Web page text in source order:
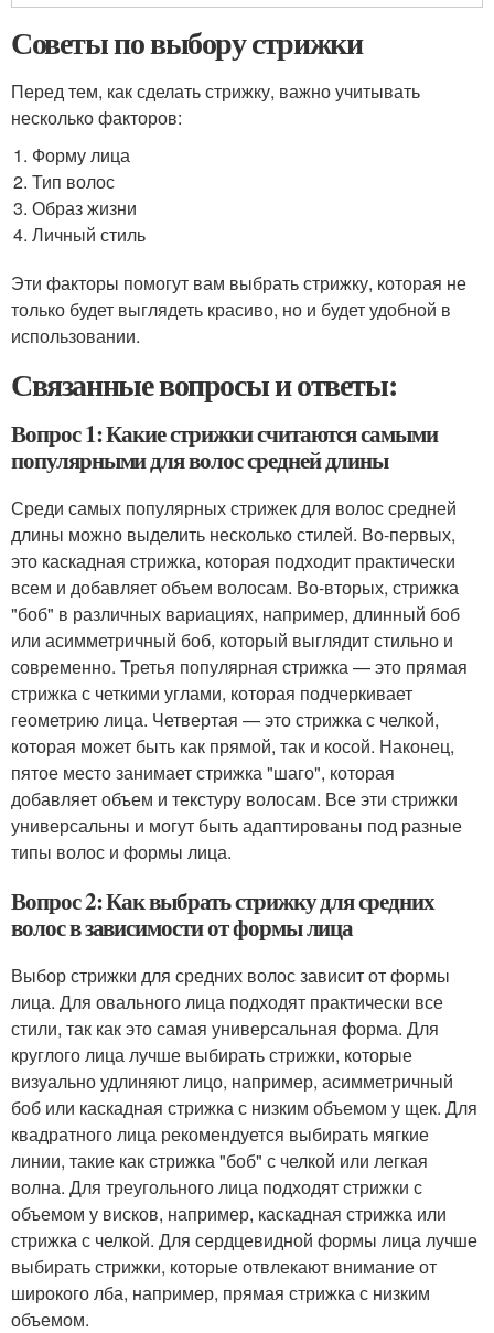
Советы по выбору стрижки
Перед тем, как сделать стрижку, важно учитывать
несколько факторов:
Форму лица
Тип волос
Образ жизни
Личный стиль
Эти факторы помогут вам выбрать стрижку, которая не
только будет выглядеть красиво, но и будет удобной в
использовании.
Связанные вопросы и ответы:
Вопрос 1: Какие стрижки считаются самыми
популярными для волос средней длины
Среди самых популярных стрижек для волос средней
длины можно выделить несколько стилей. Во-первых,
это каскадная стрижка, которая подходит практически
всем и добавляет объем волосам. Во-вторых, стрижка
"боб" в различных вариациях, например, длинный боб
или асимметричный боб, который выглядит стильно и
современно. Третья популярная стрижка — это прямая
стрижка с четкими углами, которая подчеркивает
геометрию лица. Четвертая — это стрижка с челкой,
которая может быть как прямой, так и косой. Наконец,
пятое место занимает стрижка "шаго", которая
добавляет объем и текстуру волосам. Все эти стрижки
универсальны и могут быть адаптированы под разные
типы волос и формы лица.
Вопрос 2: Как выбрать стрижку для средних
волос в зависимости от формы лица
Выбор стрижки для средних волос зависит от формы
лица. Для овального лица подходят практически все
стили, так как это самая универсальная форма. Для
круглого лица лучше выбирать стрижки, которые
визуально удлиняют лицо, например, асимметричный
боб или каскадная стрижка с низким объемом у щек. Для
квадратного лица рекомендуется выбирать мягкие
линии, такие как стрижка "боб" с челкой или легкая
волна. Для треугольного лица подходят стрижки с
объемом у висков, например, каскадная стрижка или
стрижка с челкой. Для сердцевидной формы лица лучше
выбирать стрижки, которые отвлекают внимание от
широкого лба, например, прямая стрижка с низким
объемом.